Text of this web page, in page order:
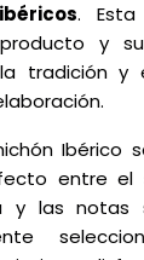
. Esta
y
tradición y
Ibérico
entre
y las notas